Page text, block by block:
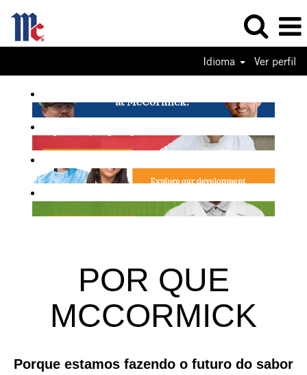
Idioma Ver perfil
POR QUE
MCCORMICK
Porque estamos fazendo o futuro do sabor